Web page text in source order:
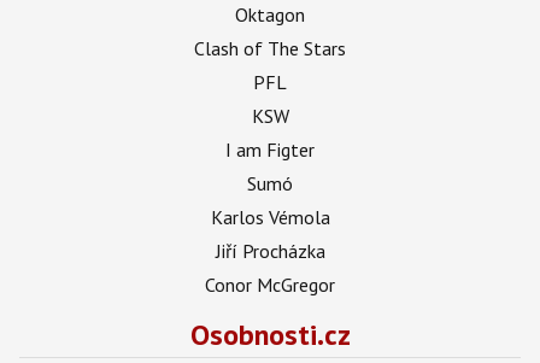
Oktagon
Clash of The Stars
PFL
KSW
I am Figter
Sumó
Karlos Vémola
Jiří Procházka
Conor McGregor
Osobnosti.cz